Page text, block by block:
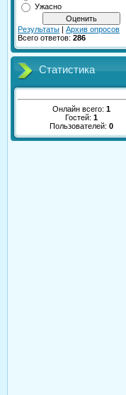
Ужасно
Результаты | Архив опросов
Всего ответов: 286
Статистика
Онлайн всего: 1
Гостей: 1
Пользователей: 0